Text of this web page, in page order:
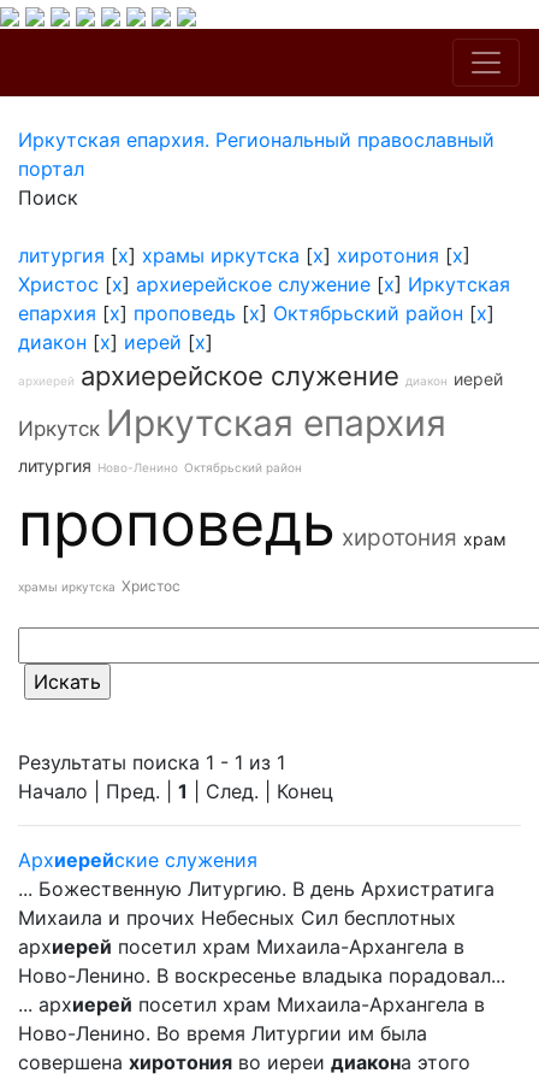
Иркутская епархия. Региональный православный
портал
Поиск
литургия [x] храмы иркутска [x] хиротония [x]
Христос [x] архиерейское служение [x] Иркутская
епархия [x] проповедь [x] Октябрьский район [x]
диакон [x] иерей [x]
архиерей архиерейское служение диакон иерей
Иркутск Иркутская епархия
литургия Ново-Ленино Октябрьский район
проповедь хиротония храм
храмы иркутска Христос
Результаты поиска 1 - 1 из 1
Начало | Пред. | 1 | След. | Конец
Архиерейские служения
... Божественную Литургию. В день Архистратига
Михаила и прочих Небесных Сил бесплотных
архиерей посетил храм Михаила-Архангела в
Ново-Ленино. В воскресенье владыка порадовал...
... архиерей посетил храм Михаила-Архангела в
Ново-Ленино. Во время Литургии им была
совершена хиротония во иереи диакона этого